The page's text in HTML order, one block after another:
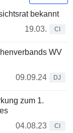
bekannt
19.03.
CI
WV
09.09.24
DJ
zum 1.
04.08.23
CI